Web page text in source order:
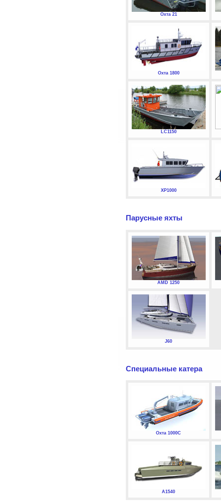
Охта 21
Охта 1800
LC1150
XP1000
Парусные яхты
AMD 1250
J60
Специальные катера
Охта 1000С
А1540